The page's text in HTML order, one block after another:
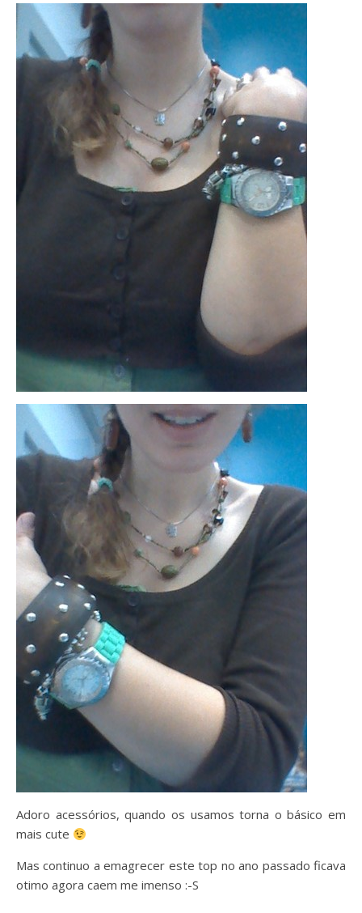
Adoro acessórios, quando os usamos torna o básico em
mais cute
Mas continuo a emagrecer este top no ano passado ficava
otimo agora caem me imenso :-S